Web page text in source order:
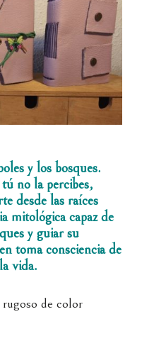
y los bosques.
no la percibes,
desde las raíces
mitológica capaz de
y guiar su
toma consciencia de
vida.
rugoso de color